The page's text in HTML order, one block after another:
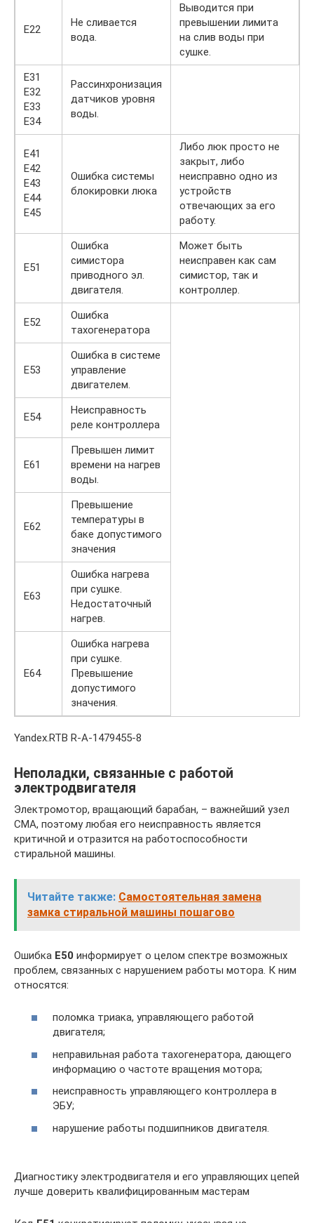
Е22
Не сливается
вода.
Выводится при
превышении лимита
на слив воды при
сушке.
Е31
Е32
Е33
Е34
Рассинхронизация
датчиков уровня
воды.
Е41
Е42
Е43
Е44
Е45
Ошибка системы
блокировки люка
Либо люк просто не
закрыт, либо
неисправно одно из
устройств
отвечающих за его
работу.
Е51
Ошибка
симистора
приводного эл.
двигателя.
Может быть
неисправен как сам
симистор, так и
контроллер.
Е52
Ошибка
тахогенератора
Е53
Ошибка в системе
управление
двигателем.
Е54
Неисправность
реле контроллера
Е61
Превышен лимит
времени на нагрев
воды.
Е62
Превышение
температуры в
баке допустимого
значения
Е63
Ошибка нагрева
при сушке.
Недостаточный
нагрев.
Е64
Ошибка нагрева
при сушке.
Превышение
допустимого
значения.
Yandex.RTB R-A-1479455-8
Неполадки, связанные с работой
электродвигателя
Электромотор, вращающий барабан, – важнейший узел
СМА, поэтому любая его неисправность является
критичной и отразится на работоспособности
стиральной машины.
Читайте также: Самостоятельная замена
замка стиральной машины пошагово
Ошибка E50 информирует о целом спектре возможных
проблем, связанных с нарушением работы мотора. К ним
относятся:
поломка триака, управляющего работой
двигателя;
неправильная работа тахогенератора, дающего
информацию о частоте вращения мотора;
неисправность управляющего контроллера в
ЭБУ;
нарушение работы подшипников двигателя.
Диагностику электродвигателя и его управляющих цепей
лучше доверить квалифицированным мастерам